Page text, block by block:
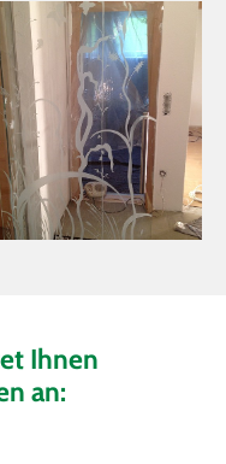
Ihnen
an: